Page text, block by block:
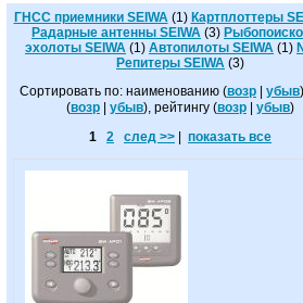
ГНСС приемники SEIWA (1) Картплоттеры
Радарные антенны SEIWA (3)
эхолоты SEIWA (1) Автопилоты SEIWA (1)
Репитеры SEIWA (3)
Сортировать по: наименованию (возр | убыв
(возр | убыв), рейтингу (возр | убыв)
1
2 след >> | показать все